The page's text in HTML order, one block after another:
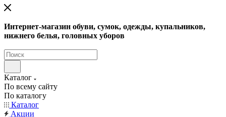
Интернет-магазин обуви, сумок, одежды, купальников,
нижнего белья, головных уборов
Каталог
По всему сайту
По каталогу
Каталог
Акции